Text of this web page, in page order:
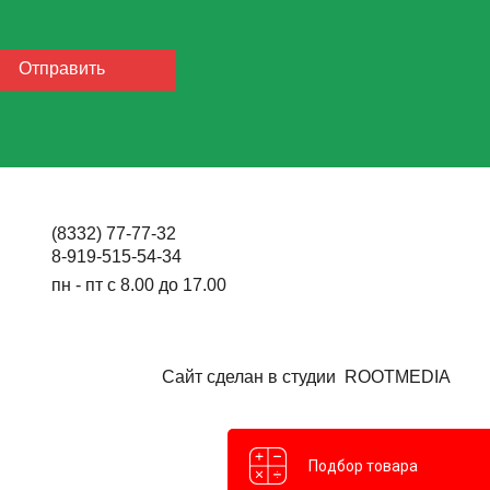
(8332) 77-77-32
8-919-515-54-34
пн - пт с 8.00 до 17.00
Сайт сделан в студии ROOTMEDIA
Подбор товара